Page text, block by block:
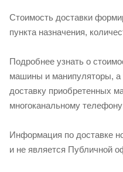
Стоимость доставки
пункта назначения,
Подробнее узнать о
машины и манипуляторы, а
доставку приобретенных
многоканальному
Информация по доставке
и не является Публичной